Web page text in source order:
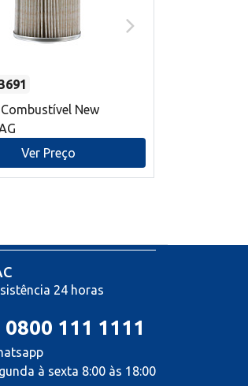
New
Ver Preço
24 horas
0800 111 1111
à sexta 8:00 às 18:00